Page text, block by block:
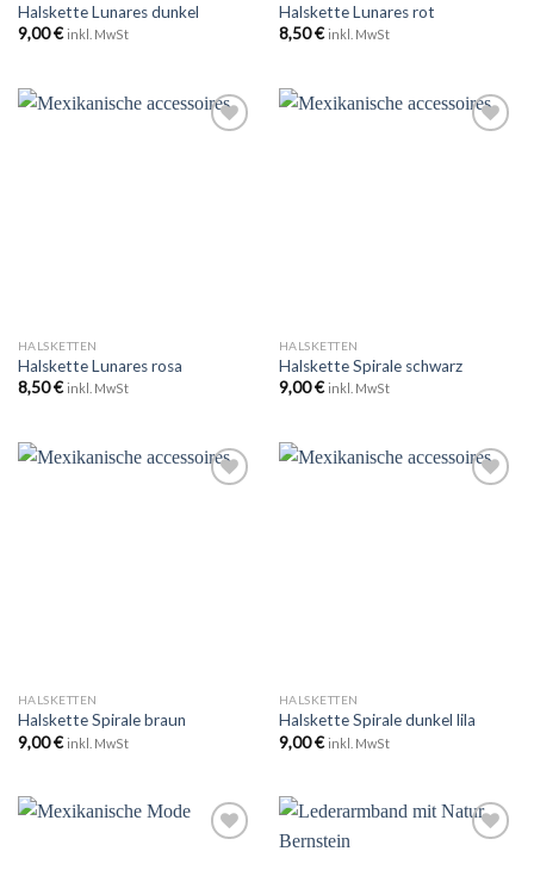
Halskette Lunares dunkel
9,00€ inkl. MwSt
Halskette Lunares rot
8,50€ inkl. MwSt
HALSKETTEN
Halskette Lunares rosa
8,50€ inkl. MwSt
HALSKETTEN
Halskette Spirale schwarz
9,00€ inkl. MwSt
HALSKETTEN
Halskette Spirale braun
9,00€ inkl. MwSt
HALSKETTEN
Halskette Spirale dunkel lila
9,00€ inkl. MwSt